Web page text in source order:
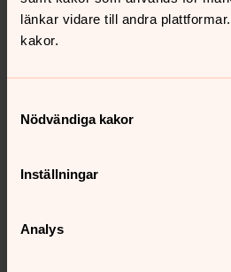
länkar vidare till andra
kakor.
Nödvändiga kakor
Inställningar
Analys